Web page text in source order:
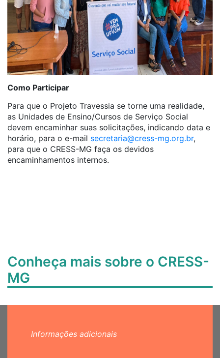
Como Participar
Para que o Projeto Travessia se torne uma realidade,
as Unidades de Ensino/Cursos de Serviço Social
devem encaminhar suas solicitações, indicando data e
horário, para o e-mail secretaria@cress-mg.org.br,
para que o CRESS-MG faça os devidos
encaminhamentos internos.
Conheça mais sobre o CRESS-
MG
Informações adicionais